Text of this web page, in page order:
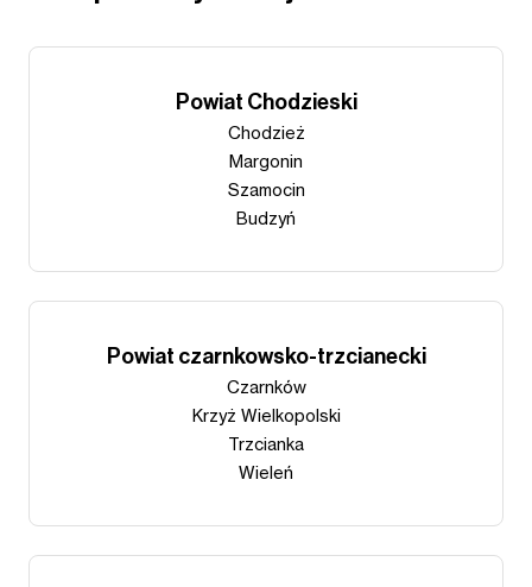
Powiat Chodzieski
Chodzież
Margonin
Szamocin
Budzyń
Powiat czarnkowsko-trzcianecki
Czarnków
Krzyż Wielkopolski
Trzcianka
Wieleń